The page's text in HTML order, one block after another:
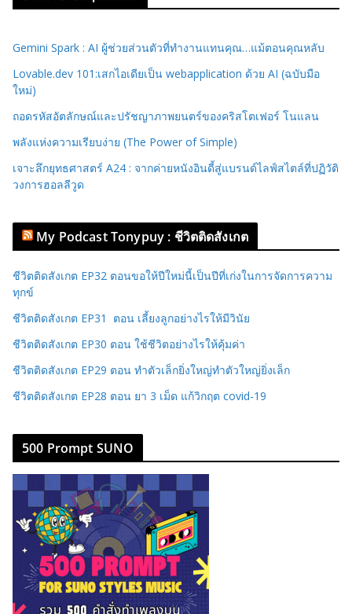
Gemini Spark : AI ผู้ช่วยส่วนตัวที่ทำงานแทนคุณ…แม้ตอนคุณหลับ
Lovable.dev 101:เสกไอเดียเป็น webapplication ด้วย AI (ฉบับมือ
ใหม่)
ถอดรหัสอัตลักษณ์และปรัชญาภาพยนตร์ของคริสโตเฟอร์ โนแลน
พลังแห่งความเรียบง่าย (The Power of Simple)
เจาะลึกยุทธศาสตร์ A24 : จากค่ายหนังอินดี้สู่แบรนด์ไลฟ์สไตล์ที่ปฏิวัติ
วงการฮอลลีวูด
My Podcast Tonypuy : ชีวิตติดสังเกต
ชีวิตติดสังเกต EP32 ตอนขอให้ปีใหม่นี้เป็นปีที่เก่งในการจัดการความ
ทุกข์
ชีวิตติดสังเกต EP31 ตอน เลี้ยงลูกอย่างไรให้มีวินัย
ชีวิตติดสังเกต EP30 ตอน ใช้ชีวิตอย่างไรให้คุ้มค่า
ชีวิตติดสังเกต EP29 ตอน ทำตัวเล็กยิ่งใหญ่ทำตัวใหญ่ยิ่งเล็ก
ชีวิตติดสังเกต EP28 ตอน ยา 3 เม็ด แก้วิกฤต covid-19
500 Prompt SUNO